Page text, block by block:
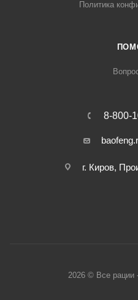
Политика
8-800-
г. Киров,
2026 © Все рации